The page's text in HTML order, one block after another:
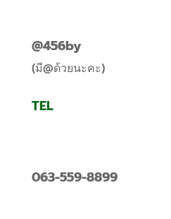
@456by
(มี@ด้วยนะคะ)
TEL
063-559-8899